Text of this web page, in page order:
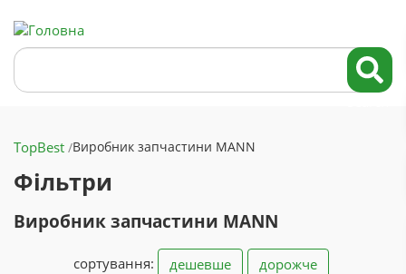
до
основного
Search
TopBest Виробник запчастини MANN
Фільтри
Виробник запчастини MANN
сортування: дешевше дорожче